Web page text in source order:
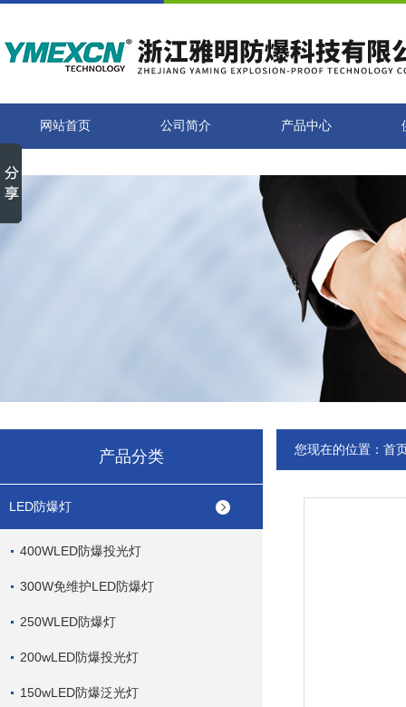
网站首页 公司简介 产品中心
产品分类
LED防爆灯
400WLED防爆投光灯
300W免维护LED防爆灯
250WLED防爆灯
200wLED防爆投光灯
150wLED防爆泛光灯
您现在的位置： 首